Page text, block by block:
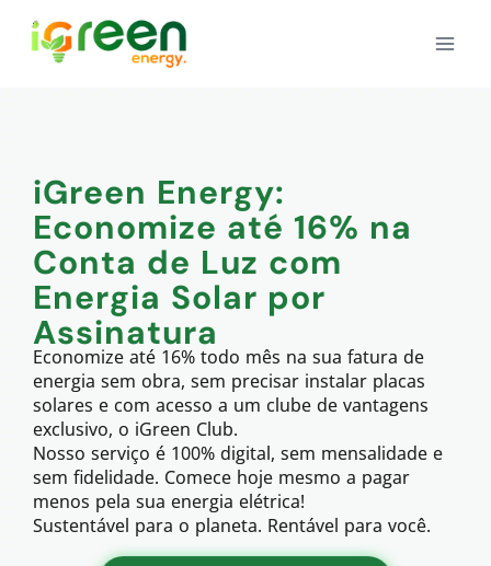
iGreen Energy:
Economize até 16% na
Conta de Luz com
Energia Solar por
Assinatura
Economize até 16% todo mês na sua fatura de
energia sem obra, sem precisar instalar placas
solares e com acesso a um clube de vantagens
exclusivo, o iGreen Club.
Nosso serviço é 100% digital, sem mensalidade e
sem fidelidade. Comece hoje mesmo a pagar
menos pela sua energia elétrica!
Sustentável para o planeta. Rentável para você.